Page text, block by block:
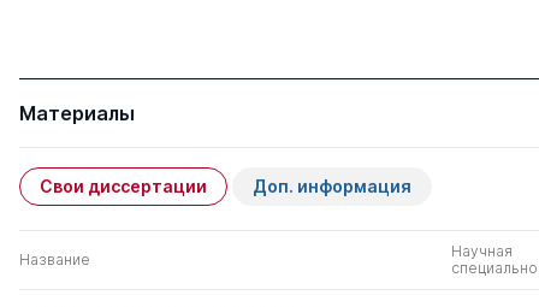
Материалы
Свои диссертации Доп. информация
Название
Научная